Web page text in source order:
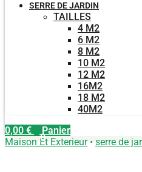
SERRE DE JARDIN
TAILLES
4 M2
6 M2
8 M2
10 M2
12 M2
16M2
18 M2
40M2
0,00 €
0
Panier
Maison Et Exterieur• serre de